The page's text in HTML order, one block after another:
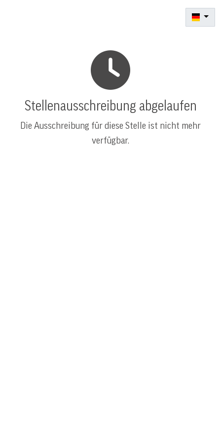
Stellenausschreibung abgelaufen
Die Ausschreibung für diese Stelle ist nicht mehr
verfügbar.